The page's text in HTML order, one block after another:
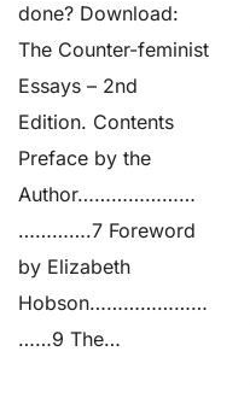
done? Download:
The Counter-feminist
Essays – 2nd
Edition. Contents
Preface by the
Author…………………
………….7 Foreword
by Elizabeth
Hobson…………………
……9 The…